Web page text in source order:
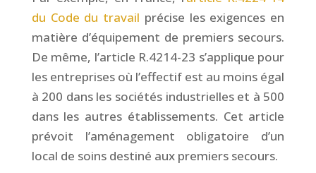
du Code du travail précise les exigences en
matière d’équipement de premiers secours.
De même, l’article R.4214-23 s’applique pour
les entreprises où l’effectif est au moins égal
à 200 dans les sociétés industrielles et à 500
dans les autres établissements. Cet article
prévoit l’aménagement obligatoire d’un
local de soins destiné aux premiers secours.